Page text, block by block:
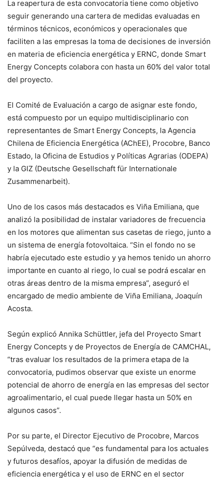
La reapertura de esta convocatoria tiene como objetivo
seguir generando una cartera de medidas evaluadas en
términos técnicos, económicos y operacionales que
faciliten a las empresas la toma de decisiones de inversión
en materia de eficiencia energética y ERNC, donde Smart
Energy Concepts colabora con hasta un 60% del valor total
del proyecto.
El Comité de Evaluación a cargo de asignar este fondo,
está compuesto por un equipo multidisciplinario con
representantes de Smart Energy Concepts, la Agencia
Chilena de Eficiencia Energética (AChEE), Procobre, Banco
Estado, la Oficina de Estudios y Políticas Agrarias (ODEPA)
y la GIZ (Deutsche Gesellschaft für Internationale
Zusammenarbeit).
Uno de los casos más destacados es Viña Emiliana, que
analizó la posibilidad de instalar variadores de frecuencia
en los motores que alimentan sus casetas de riego, junto a
un sistema de energía fotovoltaica. “Sin el fondo no se
habría ejecutado este estudio y ya hemos tenido un ahorro
importante en cuanto al riego, lo cual se podrá escalar en
otras áreas dentro de la misma empresa”, aseguró el
encargado de medio ambiente de Viña Emiliana, Joaquín
Acosta.
Según explicó Annika Schüttler, jefa del Proyecto Smart
Energy Concepts y de Proyectos de Energía de CAMCHAL,
“tras evaluar los resultados de la primera etapa de la
convocatoria, pudimos observar que existe un enorme
potencial de ahorro de energía en las empresas del sector
agroalimentario, el cual puede llegar hasta un 50% en
algunos casos”.
Por su parte, el Director Ejecutivo de Procobre, Marcos
Sepúlveda, destacó que “es fundamental para los actuales
y futuros desafíos, apoyar la difusión de medidas de
eficiencia energética y el uso de ERNC en el sector